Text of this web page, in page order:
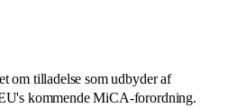
om tilladelse som udbyder af
kommende MiCA-forordning.